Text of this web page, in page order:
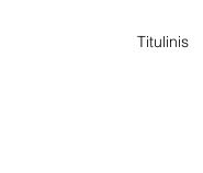
Titulinis